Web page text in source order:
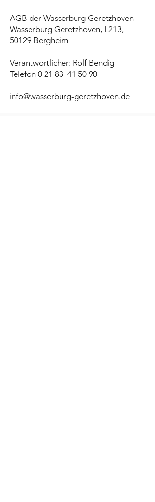
AGB der Wasserburg Geretzhoven
Wasserburg Geretzhoven, L213,
50129 Bergheim
Verantwortlicher: Rolf Bendig
Telefon 0 21 83 41 50 90
info@wasserburg-geretzhoven.de